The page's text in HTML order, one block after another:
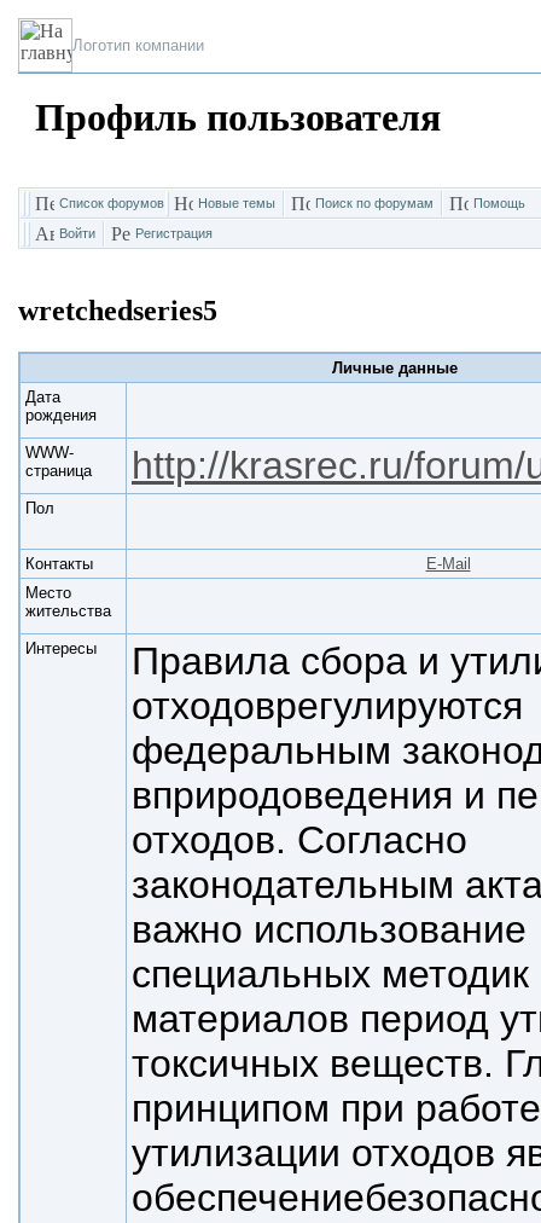
Логотип компании
Профиль пользователя
Список форумов Новые темы Поиск по форумам Помощь
Войти Регистрация
wretchedseries5
Личные данные
Дата
рождения
WWW-
страница
http://krasrec.ru/forum/
Пол
Контакты
E-Mail
Место
жительства
Интересы
Правила сбора и
отходоврегулируются
федеральным
вприродоведения и
отходов. Согласно
законодательным
важно использование
специальных методик
материалов период
токсичных веществ.
принципом при работе
утилизации отходов
обеспечение